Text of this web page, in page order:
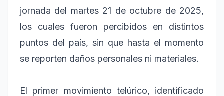
jornada del martes 21 de octubre de 2025,
los cuales fueron percibidos en distintos
puntos del país, sin que hasta el momento
se reporten daños personales ni materiales.
El primer movimiento telúrico, identificado